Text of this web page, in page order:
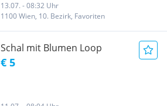
13.07. - 08:32 Uhr
1100 Wien, 10. Bezirk, Favoriten
Schal mit Blumen Loop
€ 5